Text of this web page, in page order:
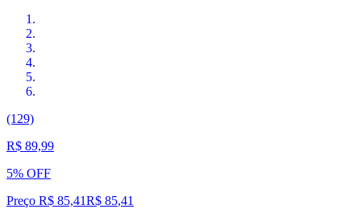
(129)
R$ 89,99
5% OFF
Preço R$ 85,41R$ 85,41